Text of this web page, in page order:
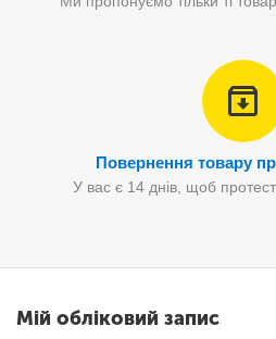
Повернення товару
У вас є 14 днів, щоб
Мій обліковий запис